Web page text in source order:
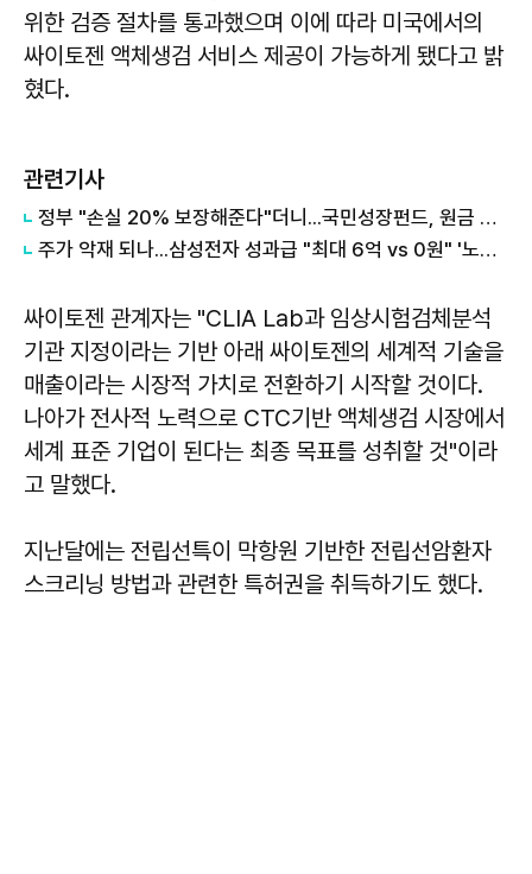
위한 검증 절차를 통과했으며 이에 따라 미국에서의
싸이토젠 액체생검 서비스 제공이 가능하게 됐다고 밝
혔다.
관련기사
정부 "손실 20% 보장해준다"더니...국민성장펀드, 원금 손실 시작됐다
주가 악재 되나...삼성전자 성과급 "최대 6억 vs 0원" '노노갈등' 터진 이유
싸이토젠 관계자는 "CLIA Lab과 임상시험검체분석
기관 지정이라는 기반 아래 싸이토젠의 세계적 기술을
매출이라는 시장적 가치로 전환하기 시작할 것이다.
나아가 전사적 노력으로 CTC기반 액체생검 시장에서
세계 표준 기업이 된다는 최종 목표를 성취할 것"이라
고 말했다.
지난달에는 전립선특이 막항원 기반한 전립선암환자
스크리닝 방법과 관련한 특허권을 취득하기도 했다.